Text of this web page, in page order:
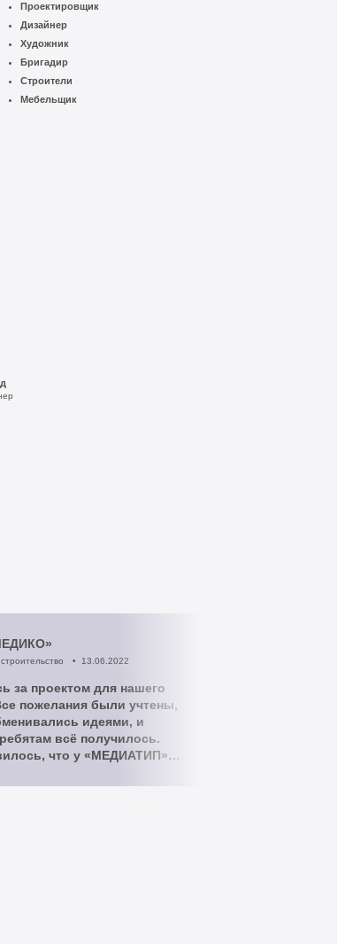
Проектировщик
Дизайнер
Художник
Бригадир
Строители
Мебельщик
13.06.2022
за проектом для нашего
пожелания были учтены,
идеями, и
всё получилось.
что у «МЕДИАТИП»
сотрудничать с